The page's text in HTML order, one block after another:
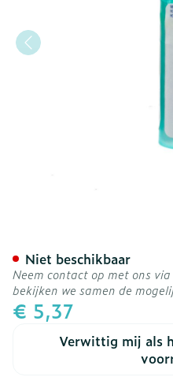
€ 5,37
Verwittig mij als
Niet beschikbaar
Neem contact op met ons
bekijken we samen de